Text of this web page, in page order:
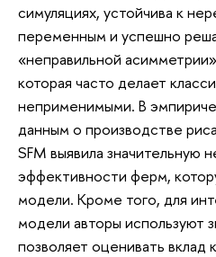
симуляциях, устойчива к
переменным и успешно
«неправильной
которая часто делает
неприменимыми. В
данным о производстве
SFM выявила значительную
эффективности ферм,
модели. Кроме того, для
модели авторы используют
позволяет оценивать вклад